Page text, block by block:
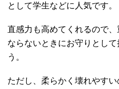
として学生などに人気です。
直感力も高めてくれるので
ならないときにお守りとし
う。
ただし、柔らかく壊れやす